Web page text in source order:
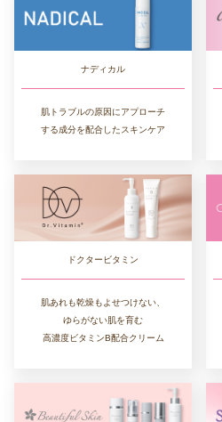
ナディカル
肌トラブルの原因にアプローチ
する成分を配合したスキンケア
ドクタービタミン
肌あれも乾燥もよせつけない、
ゆらがない肌を育む
高濃度ビタミンB配合クリーム